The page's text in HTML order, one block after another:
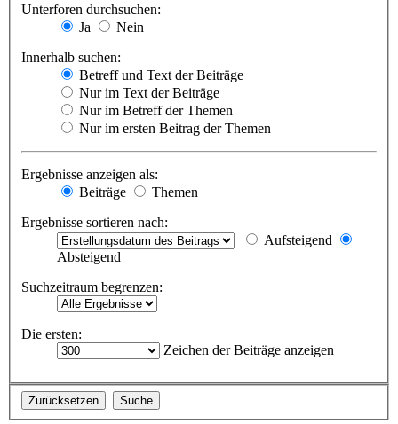
Unterforen durchsuchen:
Ja
Nein
Innerhalb suchen:
Betreff und Text der Beiträge
Nur im Text der Beiträge
Nur im Betreff der Themen
Nur im ersten Beitrag der Themen
Ergebnisse anzeigen als:
Beiträge
Themen
Ergebnisse sortieren nach:
Aufsteigend
Absteigend
Suchzeitraum begrenzen:
Die ersten:
Zeichen der Beiträge anzeigen